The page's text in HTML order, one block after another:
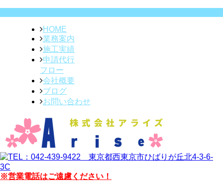
HOME
業務案内
施工実績
申請代行
フロー
会社概要
ブログ
お問い合わせ
※営業電話はご遠慮ください！